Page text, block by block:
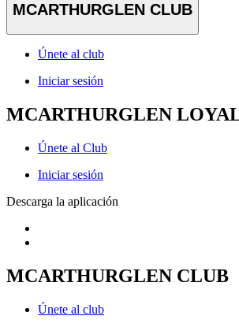
MCARTHURGLEN CLUB
Únete al club
Iniciar sesión
MCARTHURGLEN
Únete al Club
Iniciar sesión
Descarga la aplicación
MCARTHURGLEN CLUB
Únete al club